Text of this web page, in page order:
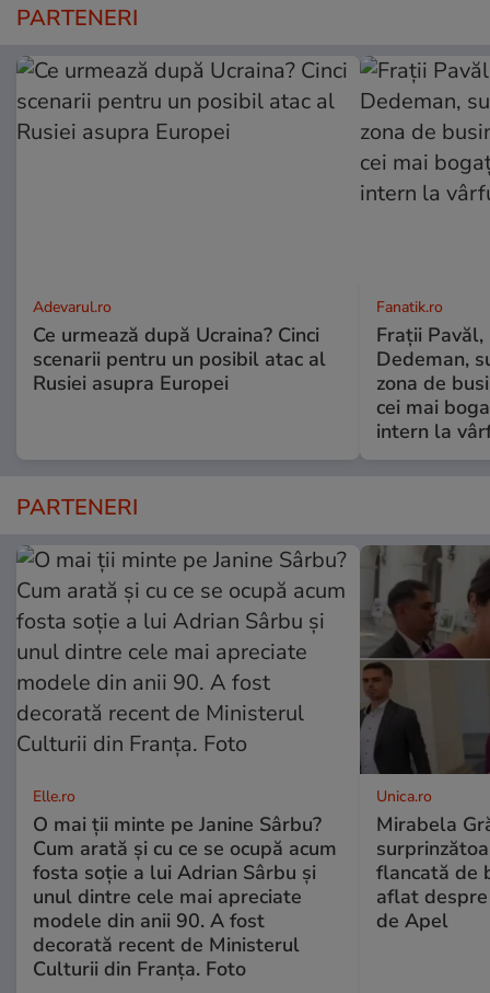
PARTENERI
Adevarul.ro
Ce urmează după Ucraina? Cinci
scenarii pentru un posibil atac al
Rusiei asupra Europei
Fanatik.ro
Frații
Dedeman,
zona de
cei mai
intern la
PARTENERI
Elle.ro
O mai ții minte pe Janine Sârbu?
Cum arată și cu ce se ocupă acum
fosta soție a lui Adrian Sârbu și
unul dintre cele mai apreciate
modele din anii 90. A fost
decorată recent de Ministerul
Culturii din Franța. Foto
Unica.ro
Mirabela
flancată de
aflat
de Apel